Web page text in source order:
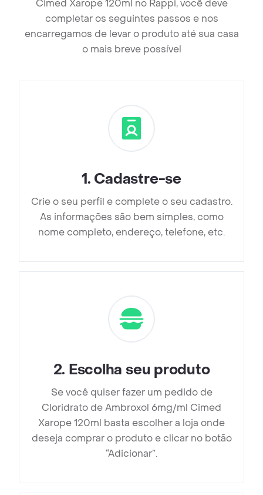
Cimed Xarope 120ml no Rappi, você deve
completar os seguintes passos e nos
encarregamos de levar o produto até sua casa
o mais breve possível
1. Cadastre-se
Crie o seu perfil e complete o seu cadastro.
As informações são bem simples, como
nome completo, endereço, telefone, etc.
2. Escolha seu produto
Se você quiser fazer um pedido de
Cloridrato de Ambroxol 6mg/ml Cimed
Xarope 120ml basta escolher a loja onde
deseja comprar o produto e clicar no botão
“Adicionar”.